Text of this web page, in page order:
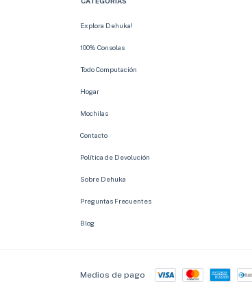
Explora Dehuka!
100% Consolas
Todo Computación
Hogar
Mochilas
Contacto
Política de Devolución
Sobre Dehuka
Preguntas Frecuentes
Blog
Medios de pago